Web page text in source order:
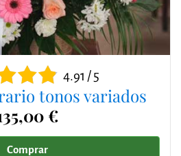
4.91 / 5
tonos variados
€
Comprar